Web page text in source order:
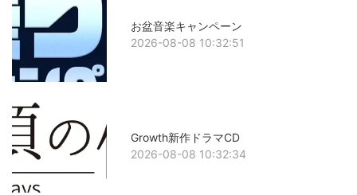
お盆音楽キャンペーン
2026-08-08 10:32:51
Growth新作ドラマCD
2026-08-08 10:32:34